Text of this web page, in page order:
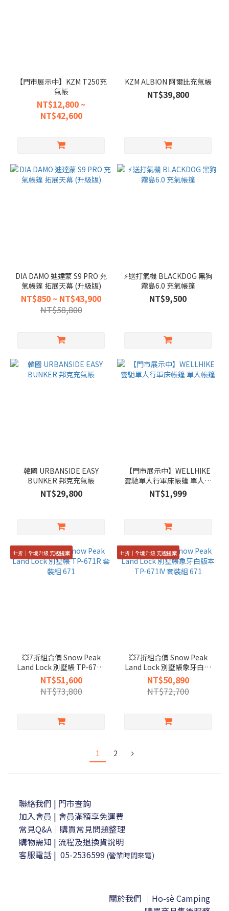
【門市展示中】KZM T250充
氣帳
NT$12,800 ~
NT$42,600
KZM ALBION 阿爾比充氣帳
NT$39,800
DIA DAMO 迪達蒙 S9 PRO 充
氣帳篷 拓展天幕 (升級版)
NT$850 ~ NT$43,900
NT$58,800
⚡️送打氣機 BLACKDOG 黑狗
霧島6.0 充氣帳篷
NT$9,500
韓國 URBANSIDE EASY
BUNKER 邦克充氣帳
NT$29,800
【門市展示中】WELLHIKE
雲馳單人行軍床帳篷 單人帳
篷
NT$1,999
七折｜全境升級 究極提案
💥7折組合價 Snow Peak
Land Lock 別墅帳 TP-671R
套裝組 671
NT$51,600
NT$73,800
七折｜全境升級 究極提案
💥7折組合價 Snow Peak
Land Lock 別墅帳象牙白版
本TP-671IV 套裝組 671
NT$50,890
NT$72,700
1 2
聯絡我們 | 門市查詢
加入會員 | 會員滿額享免運費
常見Q&A｜購買常見問題整理
購物需知 | 流程及退換貨說明
客服電話 | 05-2536599 (營業時間來電)
關於我們 ｜Ho-sè Camping